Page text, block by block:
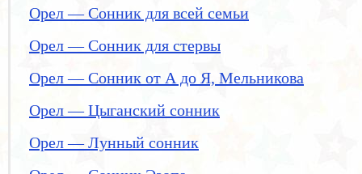
Орел — Сонник для всей семьи
Орел — Сонник для стервы
Орел — Сонник от А до Я, Мельникова
Орел — Цыганский сонник
Орел — Лунный сонник